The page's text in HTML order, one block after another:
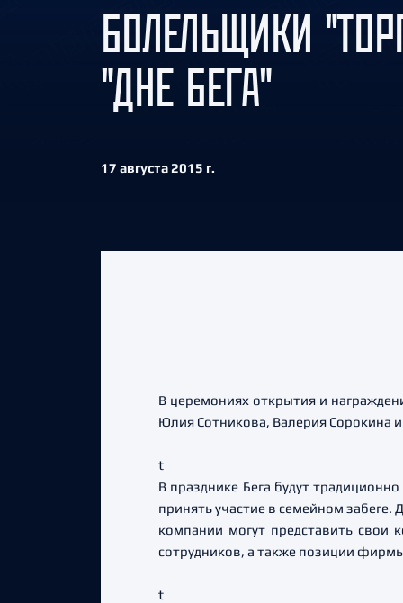
БОЛЕЛЬЩИКИ
"ДНЕ БЕГА"
17 августа 2015 г.
В церемониях открытия и
Юлия Сотникова, Валерия Сорокина
t
В празднике Бега будут
принять участие в семейном
компании могут представить свои
сотрудников, а также позиции
t